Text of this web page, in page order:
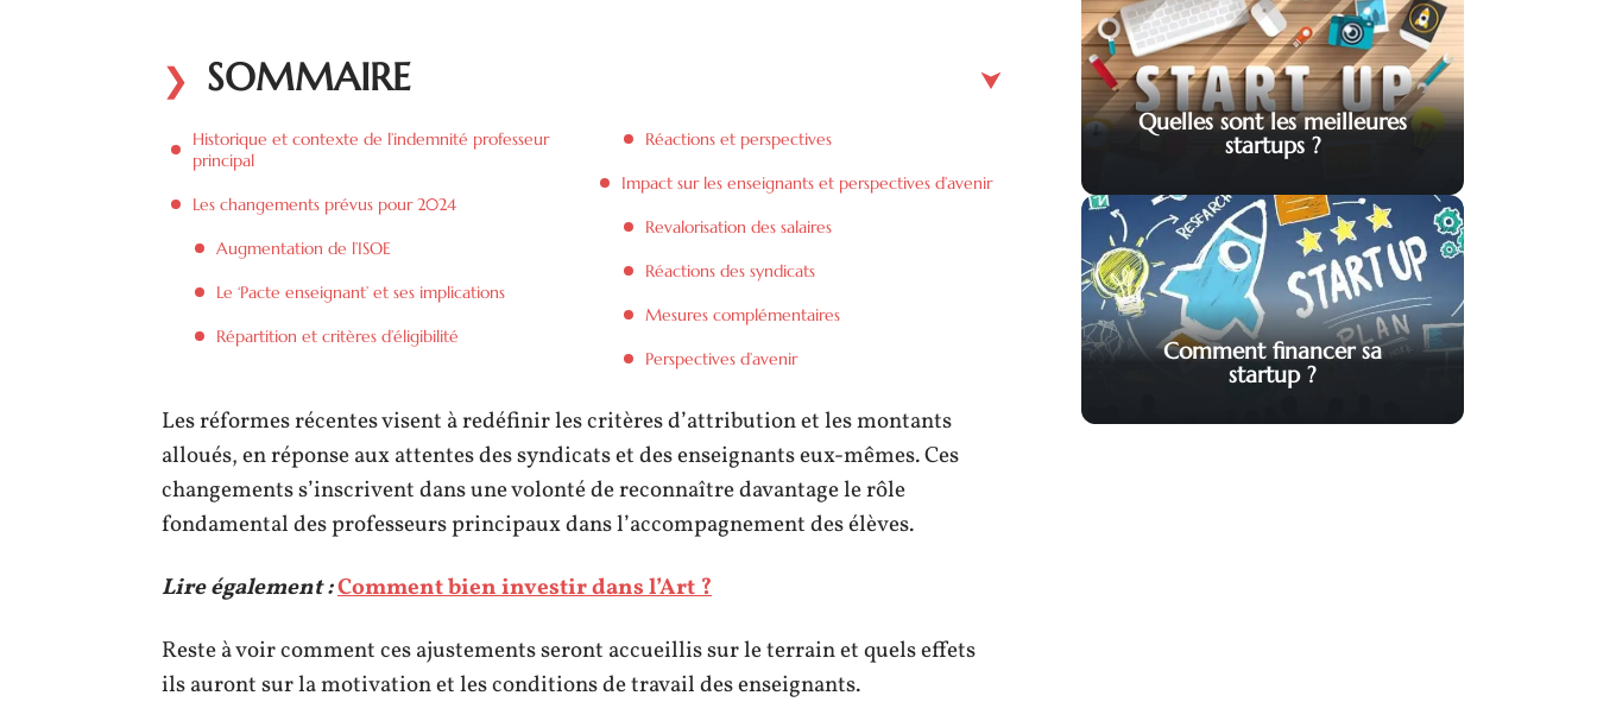
SOMMAIRE
Historique et contexte de l’indemnité professeur
principal
Les changements prévus pour 2024
Augmentation de l’ISOE
Le ‘Pacte enseignant’ et ses implications
Répartition et critères d’éligibilité
Réactions et perspectives
Impact sur les enseignants et perspectives d’avenir
Revalorisation des salaires
Réactions des syndicats
Mesures complémentaires
Perspectives d’avenir
Les réformes récentes visent à redéfinir les critères d’attribution et les montants
alloués, en réponse aux attentes des syndicats et des enseignants eux-mêmes. Ces
changements s’inscrivent dans une volonté de reconnaître davantage le rôle
fondamental des professeurs principaux dans l’accompagnement des élèves.
Lire également :Comment bien investir dans l’Art ?
Reste à voir comment ces ajustements seront accueillis sur le terrain et quels effets
ils auront sur la motivation et les conditions de travail des enseignants.
Quelles sont les meilleures
startups ?
Comment financer sa
startup ?